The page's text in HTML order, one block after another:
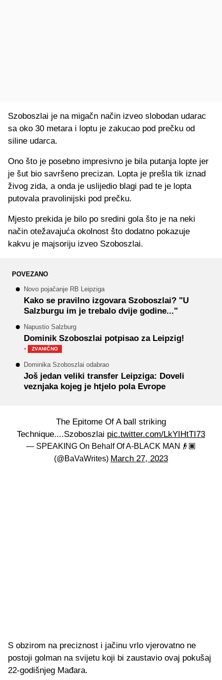
Szoboszlai je na migačn način izveo slobodan udarac
sa oko 30 metara i loptu je zakucao pod prečku od
siline udarca.
Ono što je posebno impresivno je bila putanja lopte jer
je šut bio savršeno precizan. Lopta je prešla tik iznad
živog zida, a onda je uslijedio blagi pad te je lopta
putovala pravolinijski pod prečku.
Mjesto prekida je bilo po sredini gola što je na neki
način otežavajuća okolnost što dodatno pokazuje
kakvu je majsoriju izveo Szoboszlai.
POVEZANO
Novo pojačanje RB Leipziga
Kako se pravilno izgovara Szoboszlai? "U
Salzburgu im je trebalo dvije godine..."
Napustio Salzburg
Dominik Szoboszlai potpisao za Leipzig!
· ZVANIČNO
Dominika Szoboszlai odabrao
Još jedan veliki transfer Leipziga: Doveli
veznjaka kojeg je htjelo pola Evrope
The Epitome Of A ball striking
Technique....Szoboszlai pic.twitter.com/LkYIHtTI73
— SPEAKING On Behalf Of A-BLACK MAN👴🏿
(@BaVaWrites) March 27, 2023
S obzirom na preciznost i jačinu vrlo vjerovatno ne
postoji golman na svijetu koji bi zaustavio ovaj pokušaj
22-godišnjeg Mađara.